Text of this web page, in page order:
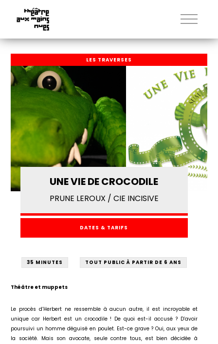
LES TRAVERSES
UNE VIE DE CROCODILE
PRUNE LEROUX / CIE INCISIVE
DATES & TARIFS
35 MINUTES TOUT PUBLIC À PARTIR DE 6 ANS
Théâtre et muppets
Le procès d’Herbert ne ressemble à aucun autre, il est incroyable et
unique car Herbert est un crocodile ! De quoi est-il accusé ? D’avoir
poursuivi un homme déguisé en poulet. Est-ce grave ? Oui, aux yeux de
la société. Mais son avocate, seule contre tous, est bien décidée à